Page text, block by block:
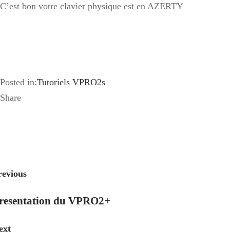
C’est bon votre clavier physique est en AZERTY
Posted in:Tutoriels VPRO2s
Share
du VPRO2+